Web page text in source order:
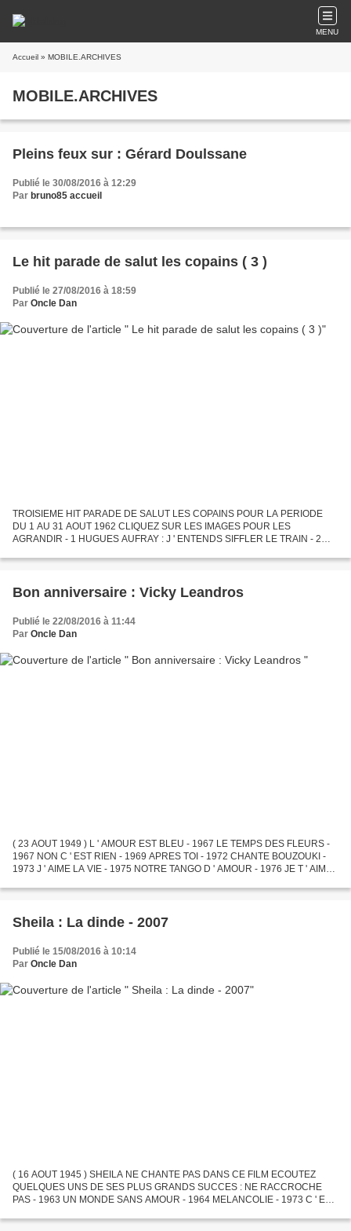
MENU
Accueil » MOBILE.ARCHIVES
MOBILE.ARCHIVES
Pleins feux sur : Gérard Doulssane
Publié le 30/08/2016 à 12:29
Par bruno85 accueil
Le hit parade de salut les copains ( 3 )
Publié le 27/08/2016 à 18:59
Par Oncle Dan
TROISIEME HIT PARADE DE SALUT LES COPAINS POUR LA PERIODE
DU 1 AU 31 AOUT 1962 CLIQUEZ SUR LES IMAGES POUR LES
AGRANDIR - 1 HUGUES AUFRAY : J ' ENTENDS SIFFLER LE TRAIN - 2
UN JARDIN D...
Bon anniversaire : Vicky Leandros
Publié le 22/08/2016 à 11:44
Par Oncle Dan
( 23 AOUT 1949 ) L ' AMOUR EST BLEU - 1967 LE TEMPS DES FLEURS -
1967 NON C ' EST RIEN - 1969 APRES TOI - 1972 CHANTE BOUZOUKI -
1973 J ' AIME LA VIE - 1975 NOTRE TANGO D ' AMOUR - 1976 JE T ' AIME
Sheila : La dinde - 2007
Publié le 15/08/2016 à 10:14
Par Oncle Dan
( 16 AOUT 1945 ) SHEILA NE CHANTE PAS DANS CE FILM ECOUTEZ
QUELQUES UNS DE SES PLUS GRANDS SUCCES : NE RACCROCHE
PAS - 1963 UN MONDE SANS AMOUR - 1964 MELANCOLIE - 1973 C ' EST
EXIL - 1976 AIMER...